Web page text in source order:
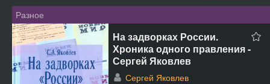
Разное
На задворках России.
Хроника одного правления -
Сергей Яковлев
Сергей Яковлев